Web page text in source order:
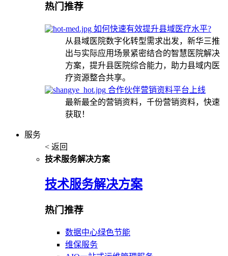
热门推荐
如何快速有效提升县域医疗水平?
从县域医院数字化转型需求出发，新华三推
出与实际应用场景紧密结合的智慧医院解决
方案，提升县医院综合能力，助力县域内医
疗资源整合共享。
合作伙伴营销资料平台上线
最新最全的营销资料，千份营销资料，快速
获取！
服务
< 返回
技术服务解决方案
技术服务解决方案
热门推荐
数据中心绿色节能
维保服务